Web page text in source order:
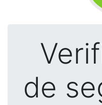
de